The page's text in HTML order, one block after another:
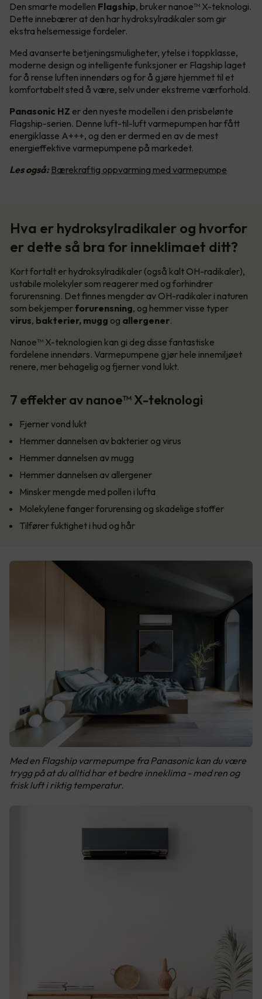
Den smarte modellen Flagship, bruker nanoe™ X-teknologi.
Dette innebærer at den har hydroksylradikaler som gir
ekstra helsemessige fordeler.
Med avanserte betjeningsmuligheter, ytelse i toppklasse,
moderne design og intelligente funksjoner er Flagship laget
for å rense luften innendørs og for å gjøre hjemmet til et
komfortabelt sted å være, selv under ekstreme værforhold.
Panasonic HZ er den nyeste modellen i den prisbelønte
Flagship-serien. Denne luft-til-luft varmepumpen har fått
energiklasse A+++, og den er dermed en av de mest
energieffektive varmepumpene på markedet.
Les også: Bærekraftig oppvarming med varmepumpe
Hva er hydroksylradikaler og hvorfor
er dette så bra for inneklimaet ditt?
Kort fortalt er hydroksylradikaler (også kalt OH-radikaler),
ustabile molekyler som reagerer med og forhindrer
forurensning. Det finnes mengder av OH-radikaler i naturen
som bekjemperforurensning, og hemmer visse typer
virus, bakterier, mugg og allergener.
Nanoe™ X-teknologien kan gi deg disse fantastiske
fordelene innendørs. Varmepumpene gjør hele innemiljøet
renere, mer behagelig og fjerner vond lukt.
7 effekter av nanoe™ X-teknologi
Fjerner vond lukt
Hemmer dannelsen av bakterier og virus
Hemmer dannelsen av mugg
Hemmer dannelsen av allergener
Minsker mengde med pollen i lufta
Molekylene fanger forurensing og skadelige stoffer
Tilfører fuktighet i hud og hår
Med en Flagship varmepumpe fra Panasonic kan du være
trygg på at du alltid har et bedre inneklima - med ren og
frisk luft i riktig temperatur.